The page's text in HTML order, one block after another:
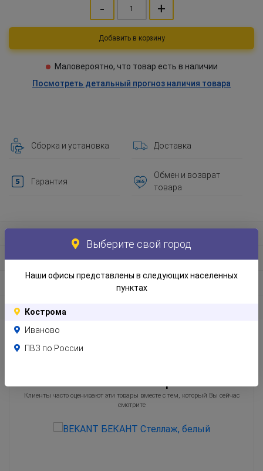
- +
Добавить в корзину
Маловероятно, что товар есть в наличии
Посмотреть детальный прогноз наличия товара
Сборка и установка Доставка
Гарантия
Обмен и возврат
товара
Материал и экологическая информация
Информация по упаковке
Отзывы
Клиенты часто оценивают эти товары вместе с тем, который Вы сейчас
смотрите
Выберите свой город
Наши офисы представлены в следующих населенных
пунктах
Кострома
Иваново
ПВЗ по России